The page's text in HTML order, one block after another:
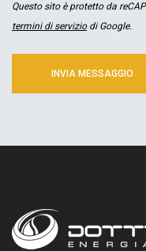
Questo sito è protetto da
termini di serviziodi Google.